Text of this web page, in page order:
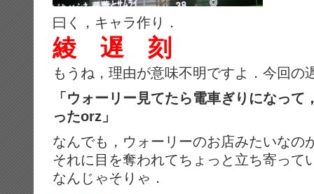
曰く，キャラ作り．
綾 遅 刻
もうね，理由が意味不明ですよ．今回
「ウォーリー見てたら電車ぎりになっ
ったorz」
なんでも，ウォーリーのお店みたいなの
それに目を奪われてちょっと立ち寄っ
なんじゃそりゃ．